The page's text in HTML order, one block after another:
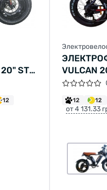
ST
2026
12
VULCAN
12 12
от 4 131.33